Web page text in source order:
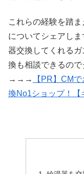
これらの経験を踏
についてシェアし
器交換してくれる
換も相談できるの
→→→
【PR】CM
換No1ショップ！【